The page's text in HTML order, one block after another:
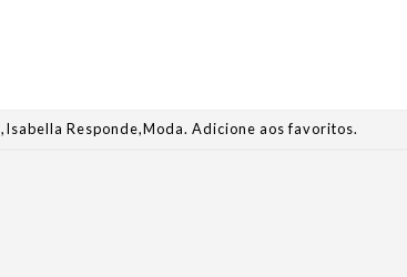
,Isabella Responde,Moda. Adicione aos favoritos.